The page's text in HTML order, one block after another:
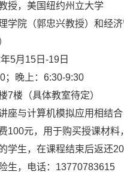
授，美国纽约州立大学
学院（郭忠兴教授）和经
5月15日-19日
；晚上：6:30-9:30
7楼（具体教室待定）
座与计算机模拟应用相结合
100元，用于购买授课材料
学生，在课程结束后返还
生，电话： 13770783615